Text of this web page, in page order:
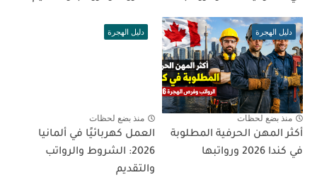
دليل الهجرة
منذ بضع لحظات
أكثر المهن الحرفية المطلوبة
في كندا 2026 ورواتبها
دليل الهجرة
منذ بضع لحظات
العمل كهربائيًا في ألمانيا
2026: الشروط والرواتب
والتقديم